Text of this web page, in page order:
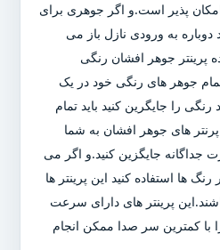
پذیر است.و اگر جوهری برای
دوباره به ورودی نازل باز می
پرینتر جوهر افشان رنگی
تمام جوهر های رنگی خود در یک
رنگی را جایگرین کنید باید تمام
های جوهر افشان به شما
جداگانه جایگزین کنید.و اگر می
ها استفاده کنید این پرینتر ها
پرینتر های دارای سرعت
با کمترین سر صدا ممکن انجام